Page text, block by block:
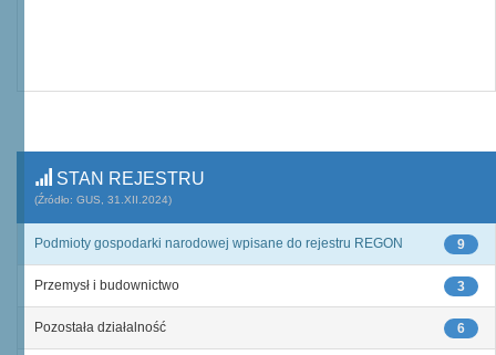
STAN REJESTRU
(Źródło: GUS, 31.XII.2024)
9
Podmioty gospodarki narodowej wpisane do rejestru REGON
3
Przemysł i budownictwo
6
Pozostała działalność